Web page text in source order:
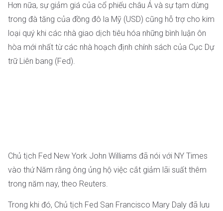
Hơn nữa, sự giảm giá của cổ phiếu châu Á và sự tạm dừng
trong đà tăng của đồng đô la Mỹ (USD) cũng hỗ trợ cho kim
loại quý khi các nhà giao dịch tiêu hóa những bình luận ôn
hòa mới nhất từ các nhà hoạch định chính sách của Cục Dự
trữ Liên bang (Fed).
Chủ tịch Fed New York John Williams đã nói với NY Times
vào thứ Năm rằng ông ủng hộ việc cắt giảm lãi suất thêm
trong năm nay, theo Reuters.
Trong khi đó, Chủ tịch Fed San Francisco Mary Daly đã lưu